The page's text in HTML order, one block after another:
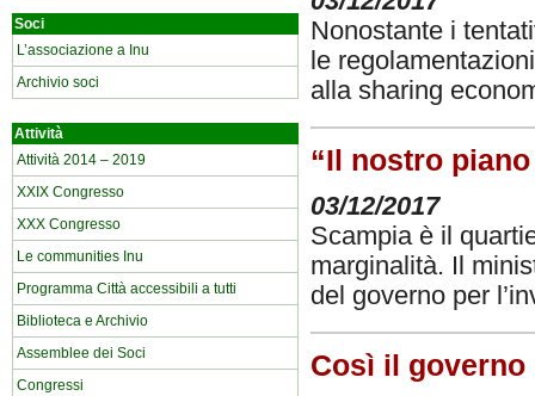
Soci
L’associazione a Inu
Archivio soci
Attività
Attività 2014 – 2019
XXIX Congresso
XXX Congresso
Le communities Inu
Programma Città accessibili a tutti
Biblioteca e Archivio
Assemblee dei Soci
Congressi
Nonostante i
le
alla sharing
“Il nostro
03/12/2017
Scampia è il
marginalità. Il
del governo per
Così il